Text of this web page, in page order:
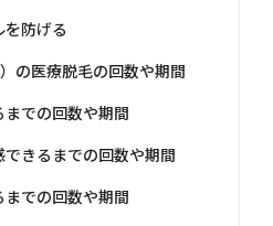
防げる
の医療脱毛の回数や期間
での回数や期間
きるまでの回数や期間
での回数や期間